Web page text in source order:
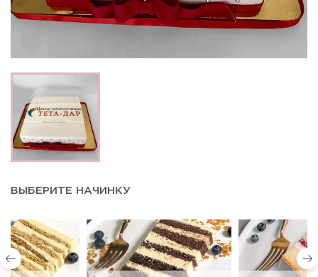
ВЫБЕРИТЕ НАЧИНКУ